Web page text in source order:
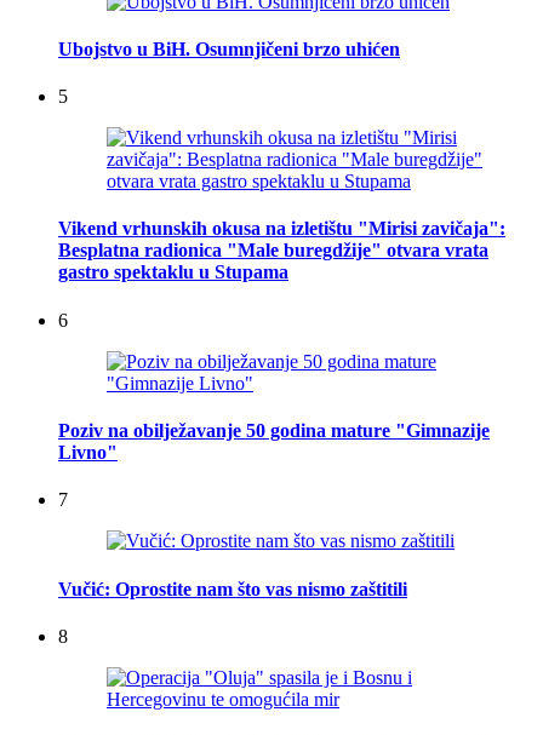
Ubojstvo u BiH. Osumnjičeni brzo uhićen
5
Vikend vrhunskih okusa na izletištu "Mirisi zavičaja":
Besplatna radionica "Male buregdžije" otvara vrata
gastro spektaklu u Stupama
6
Poziv na obilježavanje 50 godina mature "Gimnazije
Livno"
7
Vučić: Oprostite nam što vas nismo zaštitili
8